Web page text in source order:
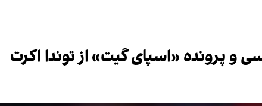
پرونده «اسپای گیت» از توندا اکرت